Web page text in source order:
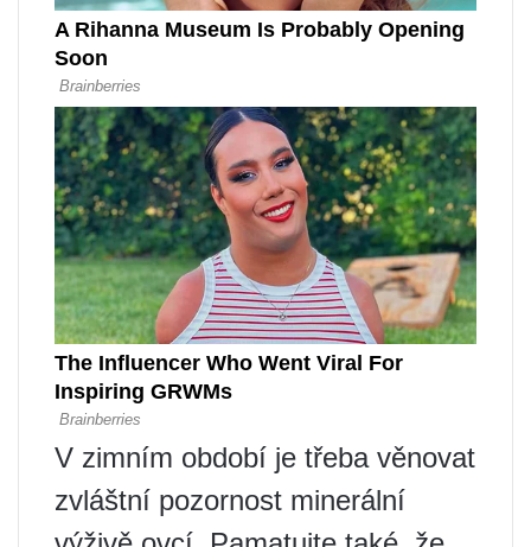
V zimním období je třeba věnovat
zvláštní pozornost minerální